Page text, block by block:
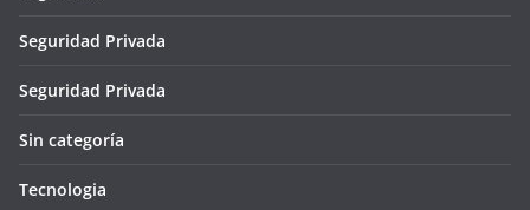
Seguridad Privada
Seguridad Privada
Sin categoría
Tecnologia